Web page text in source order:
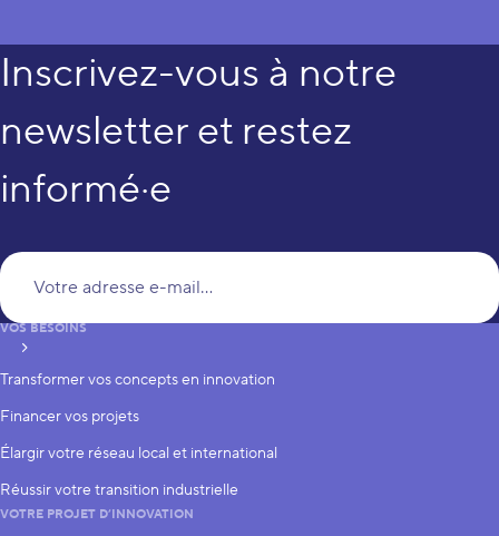
Inscrivez-vous à notre
newsletter et restez
informé·e
S’inscrire
VOS BESOINS
Transformer vos concepts en innovation
Financer vos projets
Élargir votre réseau local et international
Réussir votre transition industrielle
VOTRE PROJET D’INNOVATION